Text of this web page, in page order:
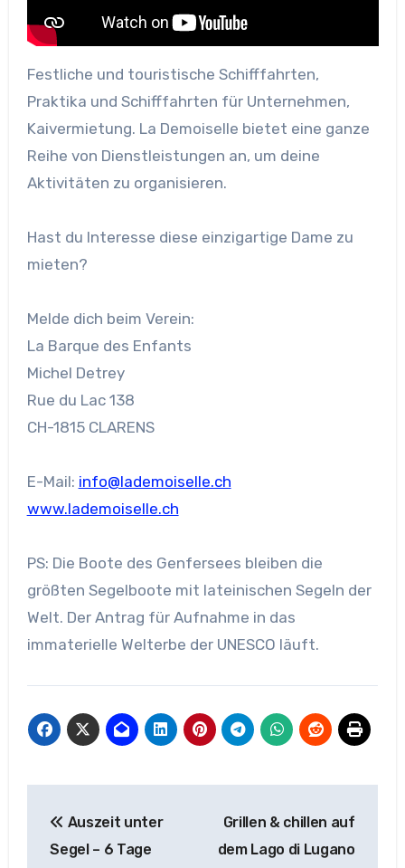
Festliche und touristische Schifffahrten,
Praktika und Schifffahrten für Unternehmen,
Kaivermietung. La Demoiselle bietet eine ganze
Reihe von Dienstleistungen an, um deine
Aktivitäten zu organisieren.
Hast du Interesse diese einzigartige Dame zu
mieten?
Melde dich beim Verein:
La Barque des Enfants
Michel Detrey
Rue du Lac 138
CH-1815 CLARENS
E-Mail: info@lademoiselle.ch
www.lademoiselle.ch
PS: Die Boote des Genfersees bleiben die
größten Segelboote mit lateinischen Segeln der
Welt. Der Antrag für Aufnahme in das
immaterielle Welterbe der UNESCO läuft.
Auszeit unter
Segel – 6 Tage
Grillen & chillen auf
dem Lago di Lugano